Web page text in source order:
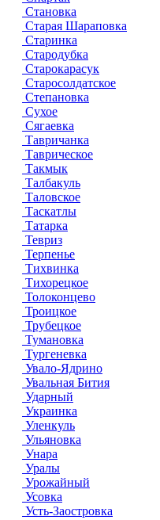
Становка
Старая Шараповка
Старинка
Стародубка
Старокарасук
Старосолдатское
Степановка
Сухое
Сягаевка
Тавричанка
Таврическое
Такмык
Талбакуль
Таловское
Таскатлы
Татарка
Тевриз
Терпенье
Тихвинка
Тихорецкое
Толоконцево
Троицкое
Трубецкое
Тумановка
Тургеневка
Увало-Ядрино
Увальная Бития
Ударный
Украинка
Уленкуль
Ульяновка
Унара
Уралы
Урожайный
Усовка
Усть-Заостровка